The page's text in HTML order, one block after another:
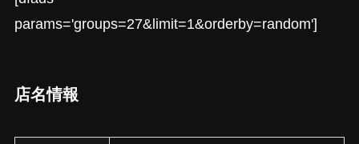
params='groups=27&limit=1&orderby=random']
店名情報